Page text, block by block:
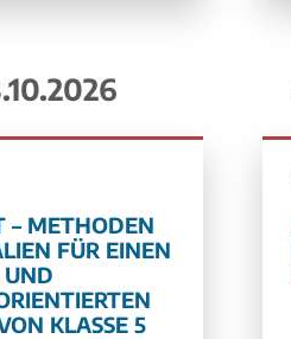
– METHODEN
FÜR EINEN
KLASSE 5